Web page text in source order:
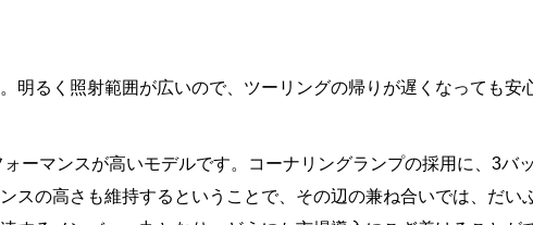
明るく照射範囲が広いので、ツーリングの帰りが遅くなっても安
ーマンスが高いモデルです。コーナリングランプの採用に、3バ
スの高さも維持するということで、その辺の兼ね合いでは、だい